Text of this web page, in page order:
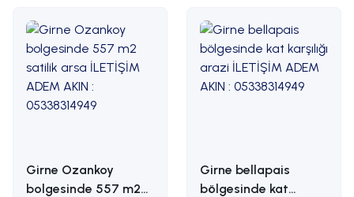
Girne Ozankoy
bolgesinde 557 m2
Girne bellapais
bölgesinde kat